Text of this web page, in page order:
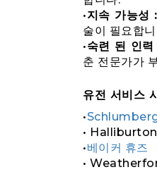
•지속 가능성 :
술이 필요합
•숙련 된 인력
춘 전문가가
유전 서비스
•
• Halliburton
•베이커 휴즈
•